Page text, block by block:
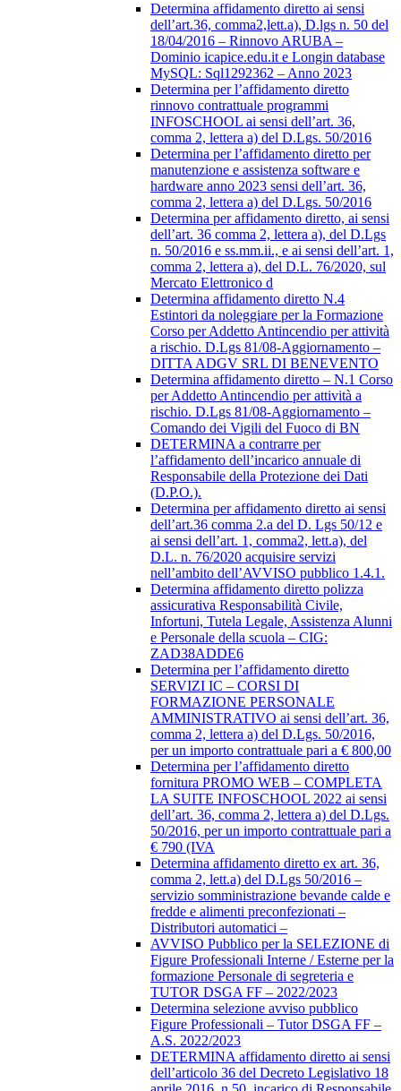
Determina affidamento diretto ai sensi
dell’art.36, comma2,lett.a), D.lgs n. 50 del
18/04/2016 – Rinnovo ARUBA –
Dominio icapice.edu.it e Longin database
MySQL: Sql1292362 – Anno 2023
Determina per l’affidamento diretto
rinnovo contrattuale programmi
INFOSCHOOL ai sensi dell’art. 36,
comma 2, lettera a) del D.Lgs. 50/2016
Determina per l’affidamento diretto per
manutenzione e assistenza software e
hardware anno 2023 sensi dell’art. 36,
comma 2, lettera a) del D.Lgs. 50/2016
Determina per affidamento diretto, ai sensi
dell’art. 36 comma 2, lettera a), del D.Lgs
n. 50/2016 e ss.mm.ii., e ai sensi dell’art. 1,
comma 2, lettera a), del D.L. 76/2020, sul
Mercato Elettronico d
Determina affidamento diretto N.4
Estintori da noleggiare per la Formazione
Corso per Addetto Antincendio per attività
a rischio. D.Lgs 81/08-Aggiornamento –
DITTA ADGV SRL DI BENEVENTO
Determina affidamento diretto – N.1 Corso
per Addetto Antincendio per attività a
rischio. D.Lgs 81/08-Aggiornamento –
Comando dei Vigili del Fuoco di BN
DETERMINA a contrarre per
l’affidamento dell’incarico annuale di
Responsabile della Protezione dei Dati
(D.P.O.).
Determina per affidamento diretto ai sensi
dell’art.36 comma 2.a del D. Lgs 50/12 e
ai sensi dell’art. 1, comma2, lett.a), del
D.L. n. 76/2020 acquisire servizi
nell’ambito dell’AVVISO pubblico 1.4.1.
Determina affidamento diretto polizza
assicurativa Responsabilità Civile,
Infortuni, Tutela Legale, Assistenza Alunni
e Personale della scuola – CIG:
ZAD38ADDE6
Determina per l’affidamento diretto
SERVIZI IC – CORSI DI
FORMAZIONE PERSONALE
AMMINISTRATIVO ai sensi dell’art. 36,
comma 2, lettera a) del D.Lgs. 50/2016,
per un importo contrattuale pari a € 800,00
Determina per l’affidamento diretto
fornitura PROMO WEB – COMPLETA
LA SUITE INFOSCHOOL 2022 ai sensi
dell’art. 36, comma 2, lettera a) del D.Lgs.
50/2016, per un importo contrattuale pari a
€ 790 (IVA
Determina affidamento diretto ex art. 36,
comma 2, lett.a) del D.Lgs 50/2016 –
servizio somministrazione bevande calde e
fredde e alimenti preconfezionati –
Distributori automatici –
AVVISO Pubblico per la SELEZIONE di
Figure Professionali Interne / Esterne per la
formazione Personale di segreteria e
TUTOR DSGA FF – 2022/2023
Determina selezione avviso pubblico
Figure Professionali – Tutor DSGA FF –
A.S. 2022/2023
DETERMINA affidamento diretto ai sensi
dell’articolo 36 del Decreto Legislativo 18